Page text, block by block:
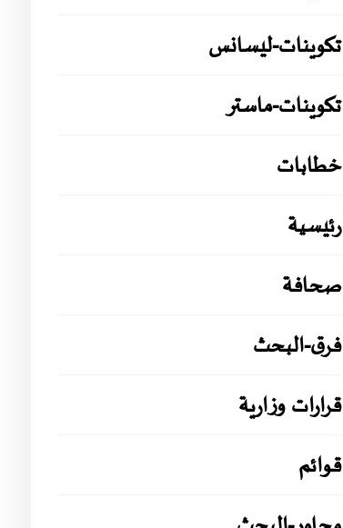
تكوينات-ليسانس
تكوينات-ماستر
خطابات
رئيسية
صحافة
فرق-البحث
قرارات وزارية
قوائم